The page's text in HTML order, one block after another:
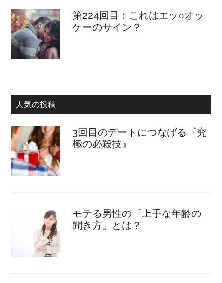
第224回目：これはエッ○オッ
ケーのサイン？
人気の投稿
3回目のデートにつなげる『究
極の必殺技』
モテる男性の『上手な年齢の
聞き方』とは？